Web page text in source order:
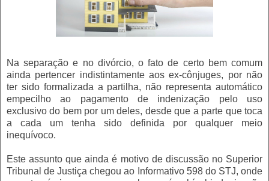
Na separação e no divórcio, o fato de certo bem comum
ainda pertencer indistintamente aos ex-cônjuges, por não
ter sido formalizada a partilha, não representa automático
empecilho ao pagamento de indenização pelo uso
exclusivo do bem por um deles, desde que a parte que toca
a cada um tenha sido definida por qualquer meio
inequívoco.
Este assunto que ainda é motivo de discussão no Superior
Tribunal de Justiça chegou ao Informativo 598 do STJ, onde